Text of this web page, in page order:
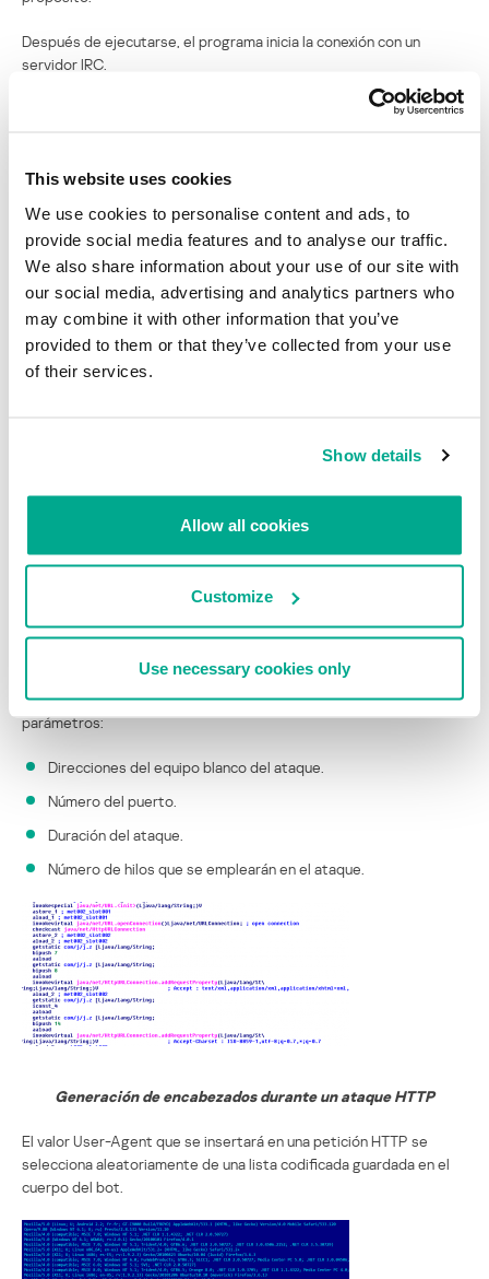
This website uses cookies
We use cookies to personalise content and ads, to
provide social media features and to analyse our traffic.
We also share information about your use of our site with
our social media, advertising and analytics partners who
may combine it with other information that you’ve
provided to them or that they’ve collected from your use
of their services.
Show details
Allow all cookies
Customize
Use necessary cookies only
Después de ejecutarse, el programa inicia la conexión con un
servidor IRC.
Después de conectarse, el bot accede a un canal predeterminado
y espera las instrucciones de sus dueños:
El bot es compatible con dos tipos de protocolos:
UDP
El tipo de ataque lo determina el atacante en el canal IRC para los
equipos zombi. Asimismo, se especifican los siguientes
parámetros:
Direcciones del equipo blanco del ataque.
Número del puerto.
Duración del ataque.
Número de hilos que se emplearán en el ataque.
Generación de encabezados durante un ataque HTTP
El valor User-Agent que se insertará en una petición HTTP se
selecciona aleatoriamente de una lista codificada guardada en el
cuerpo del bot.